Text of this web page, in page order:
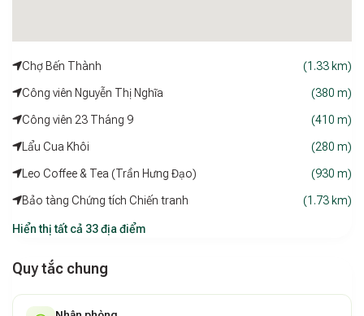
Chợ Bến Thành (1.33 km)
Công viên Nguyễn Thị Nghĩa (380 m)
Công viên 23 Tháng 9 (410 m)
Lẩu Cua Khôi (280 m)
Leo Coffee & Tea (Trần Hưng Đạo) (930 m)
Bảo tàng Chứng tích Chiến tranh (1.73 km)
Hiển thị tất cả 33 địa điểm
Quy tắc chung